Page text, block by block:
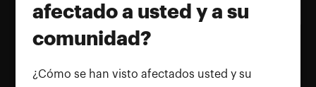
de COVID-19 le ha afectado a usted
y a su comunidad?
afectado a usted y a su
comunidad?
¿Cómo se han visto afectados usted y su